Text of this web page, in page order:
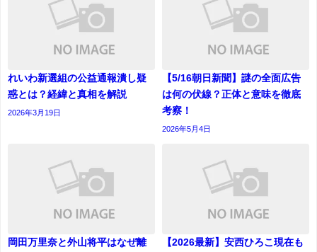
れいわ新選組の公益通報潰し疑
惑とは？経緯と真相を解説
2026年3月19日
【5/16朝日新聞】謎の全面広告
は何の伏線？正体と意味を徹底
考察！
2026年5月4日
岡田万里奈と外山将平はなぜ離
【2026最新】安西ひろこ現在も